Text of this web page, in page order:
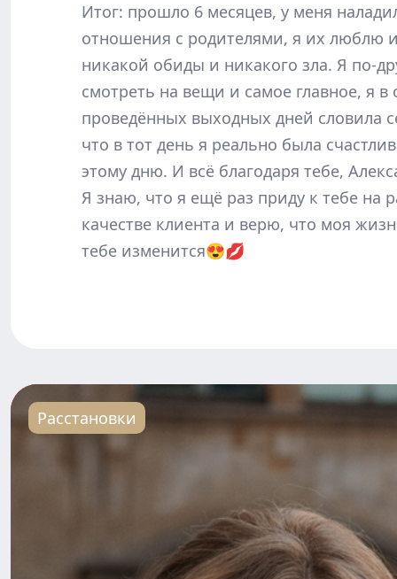
Итог: прошло 6 месяцев, у меня
отношения с родителями, я их люблю
никакой обиды и никакого зла. Я по-
смотреть на вещи и самое главное, я в
проведённых выходных дней словила
что в тот день я реально была
этому дню. И всё благодаря тебе,
Я знаю, что я ещё раз приду к тебе на
качестве клиента и верю, что моя
тебе изменится😍💋
Расстановки